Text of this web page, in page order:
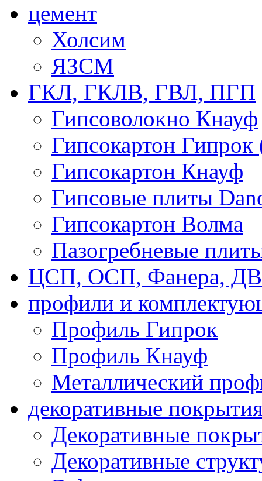
цемент
Холсим
ЯЗCМ
ГКЛ, ГКЛВ, ГВЛ, ПГП
Гипсоволокно Кнауф
Гипсокартон Гипрок
Гипсокартон Кнауф
Гипсовые плиты
Гипсокартон Волма
Пазогребневые
ЦСП, ОСП, Фанера,
профили и
Профиль Гипрок
Профиль Кнауф
Металлический
декоративные
Декоративные
Декоративные